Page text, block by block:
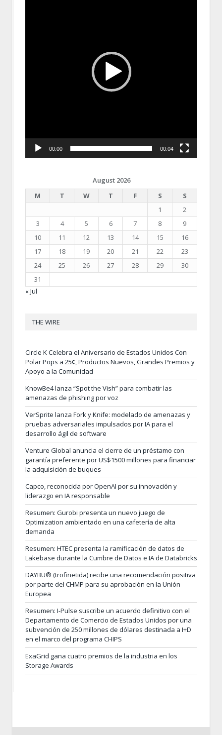
00:00 00:04
August 2026
M
T W T F S
S
1
2
3
4 5 6 7 8
9
10
11 12 13 14 15
16
17
18 19 20 21 22
23
24
25 26 27 28 29
30
31
« Jul
THE WIRE
Circle K Celebra el Aniversario de Estados Unidos Con
Polar Pops a 25¢, Productos Nuevos, Grandes Premios y
Apoyo a la Comunidad
KnowBe4 lanza “Spot the Vish” para combatir las
amenazas de phishing por voz
VerSprite lanza Fork y Knife: modelado de amenazas y
pruebas adversariales impulsados por IA para el
desarrollo ágil de software
Venture Global anuncia el cierre de un préstamo con
garantía preferente por US$1500 millones para financiar
la adquisición de buques
Capco, reconocida por OpenAI por su innovación y
liderazgo en IA responsable
Resumen: Gurobi presenta un nuevo juego de
Optimization ambientado en una cafetería de alta
demanda
Resumen: HTEC presenta la ramificación de datos de
Lakebase durante la Cumbre de Datos e IA de Databricks
DAYBU® (trofinetida) recibe una recomendación positiva
por parte del CHMP para su aprobación en la Unión
Europea
Resumen: I-Pulse suscribe un acuerdo definitivo con el
Departamento de Comercio de Estados Unidos por una
subvención de 250 millones de dólares destinada a I+D
en el marco del programa CHIPS
ExaGrid gana cuatro premios de la industria en los
Storage Awards